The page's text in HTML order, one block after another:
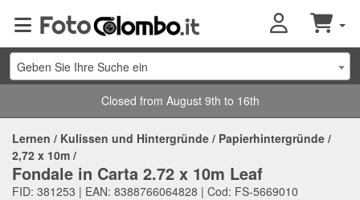
Geben Sie Ihre Suche ein
Closed from August 9th to 16th
Lernen / Kulissen und Hintergründe / Papierhintergründe /
2,72 x 10m /
Fondale in Carta 2.72 x 10m Leaf
FID: 381253 | EAN: 8388766064828 | Cod: FS-5669010